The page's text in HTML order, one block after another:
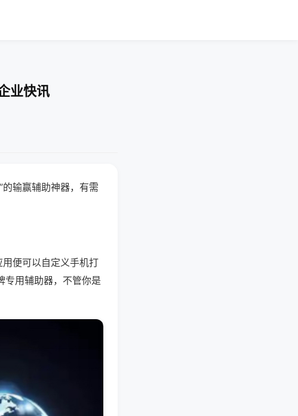
业快讯
输赢辅助神器，有需
便可以自定义手机打
专用辅助器，不管你是